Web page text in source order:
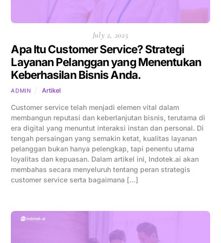
July 2, 2025
Apa Itu Customer Service? Strategi
Layanan Pelanggan yang Menentukan
Keberhasilan Bisnis Anda.
ADMIN Artikel
Customer service telah menjadi elemen vital dalam
membangun reputasi dan keberlanjutan bisnis, terutama di
era digital yang menuntut interaksi instan dan personal. Di
tengah persaingan yang semakin ketat, kualitas layanan
pelanggan bukan hanya pelengkap, tapi penentu utama
loyalitas dan kepuasan. Dalam artikel ini, Indotek.ai akan
membahas secara menyeluruh tentang peran strategis
customer service serta bagaimana […]